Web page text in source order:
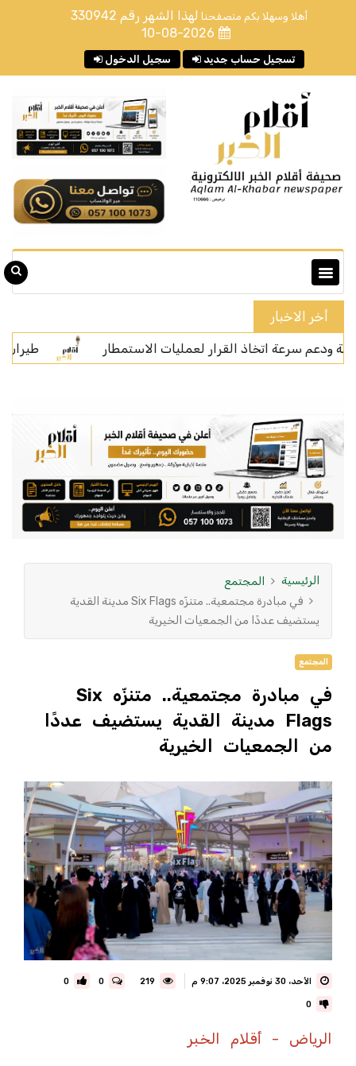
أهلا وسهلا بكم متصفحنا لهذا الشهر رقم 330942
10-08-2026
سجيل الدخول تسجيل حساب جديد
أخر الاخبار
اتخاذ القرار لعمليات الاستمطار طيران ناس يوقّع
الرئيسية
المجتمع
في مبادرة مجتمعية.. متنزّه Six Flags مدينة القدية
يستضيف عددًا من الجمعيات الخيرية
المجتمع
في مبادرة مجتمعية.. متنزّه Six
Flags مدينة القدية يستضيف عددًا
من الجمعيات الخيرية
الأحد، 30 نوفمبر 2025، 9:07 م 0
0
0
الرياض - أقلام الخبر